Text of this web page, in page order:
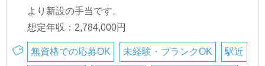
より新設の手当です。
想定年収：2,784,000円
無資格での応募OK 未経験・ブランクOK 駅近